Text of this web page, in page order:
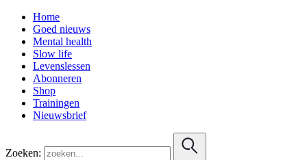
Home
Goed nieuws
Mental health
Slow life
Levenslessen
Abonneren
Shop
Trainingen
Nieuwsbrief
Zoeken: